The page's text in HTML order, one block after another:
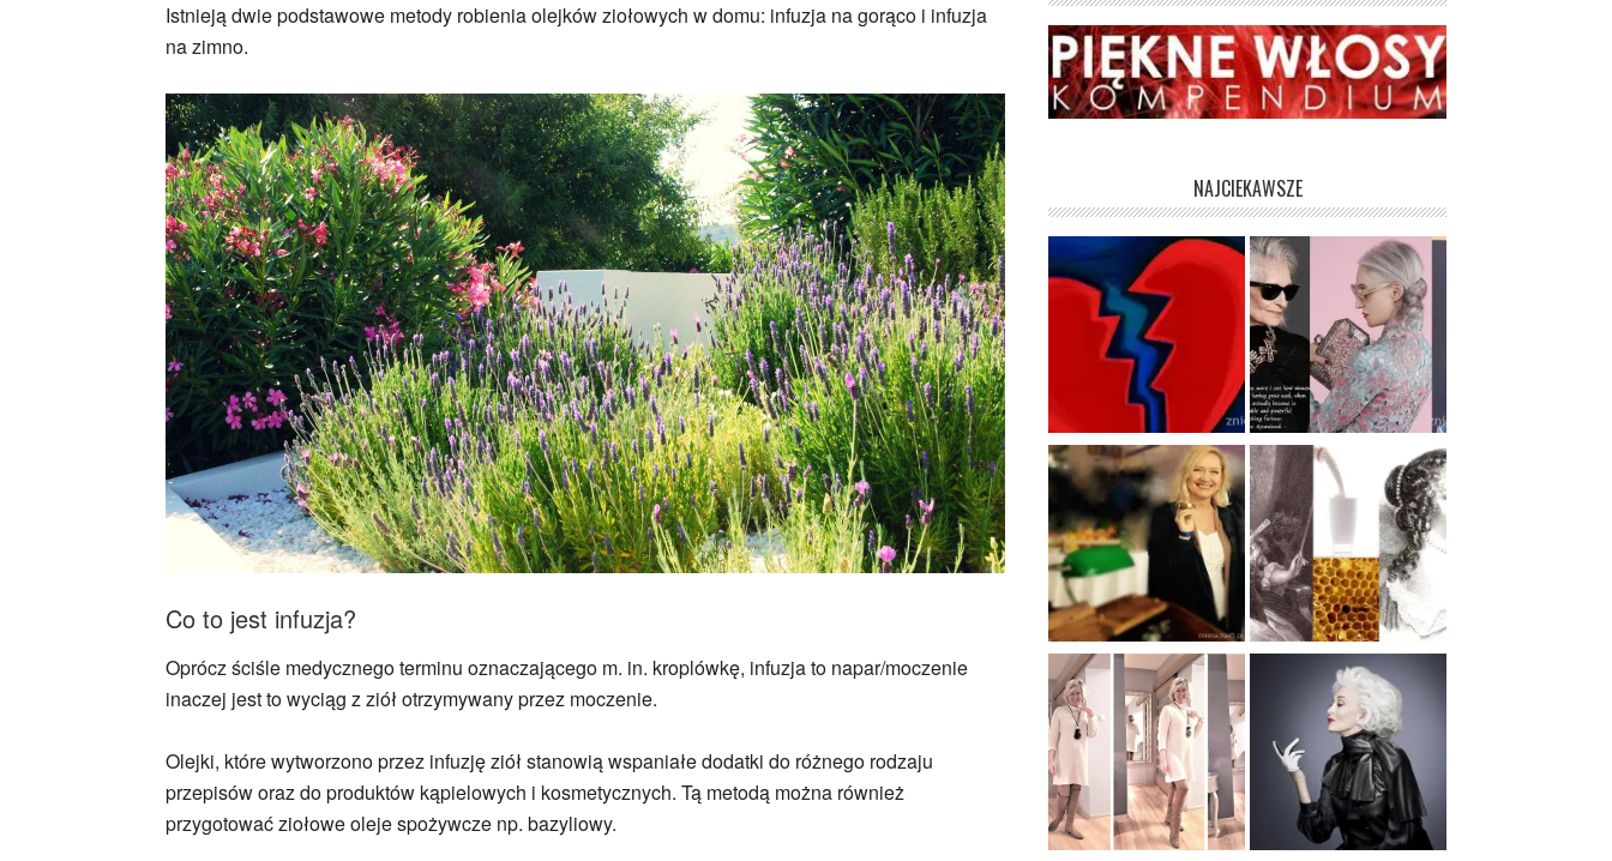
Istnieją dwie podstawowe metody robienia olejków ziołowych w domu: infuzja na gorąco i infuzja
na zimno.
Co to jest infuzja?
Oprócz ściśle medycznego terminu oznaczającego m. in. kroplówkę, infuzja to napar/moczenie
inaczej jest to wyciąg z ziół otrzymywany przez moczenie.
Olejki, które wytworzono przez infuzję ziół stanowią wspaniałe dodatki do różnego rodzaju
przepisów oraz do produktów kąpielowych i kosmetycznych. Tą metodą można również
przygotować ziołowe oleje spożywcze np. bazyliowy.
NAJCIEKAWSZE